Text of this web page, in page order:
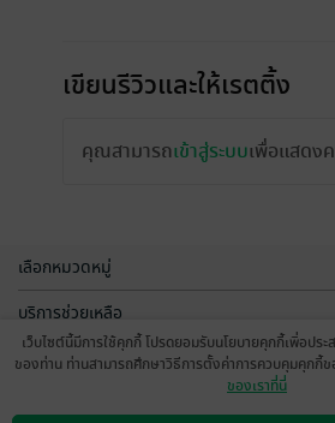
เขียนรีวิวและให้เรตติ้ง
คุณสามารถเข้าสู่ระบบเพื่อแสดง
เลือกหมวดหมู่
บริการช่วยเหลือ
เกี่ยวกับเรา
เว็บไซต์นี้มีการใช้คุกกี้ โปรดยอมรับนโยบายคุกกี้เพื่อปร
ของท่าน ท่านสามารถศึกษาวิธีการตั้งค่าการควบคุมคุกกี้
ของเราที่นี่